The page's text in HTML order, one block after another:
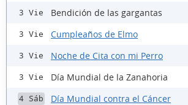
3 Vie Bendición de las gargantas
3 Vie Cumpleaños de Elmo
3 Vie Noche de Cita con mi Perro
3 Vie Día Mundial de la Zanahoria
4 Sáb Día Mundial contra el Cáncer